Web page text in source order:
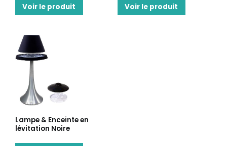
Voir le produit Voir le produit
Lampe & Enceinte en
lévitation Noire